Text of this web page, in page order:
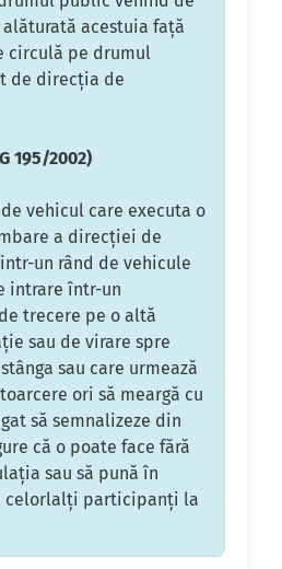
acestuia faţă
circulă pe drumul
de direcţia de
195/2002)
vehicul care executa o
a direcţiei de
un rând de vehicule
intrare într-un
trecere pe o altă
sau de virare spre
sau care urmează
ori să meargă cu
să semnalizeze din
că o poate face fără
sau să pună în
celorlalţi participanţi la